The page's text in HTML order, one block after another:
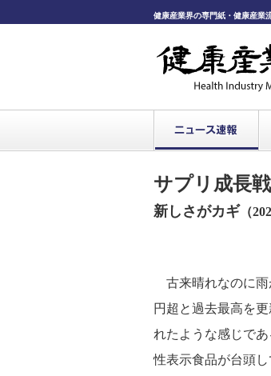
健康産業界の専門紙・健康産業
サプリ成長
新しさがカギ （
古来晴れなのに雨
円超と過去最高を
れたような感じで
性表示食品が台頭